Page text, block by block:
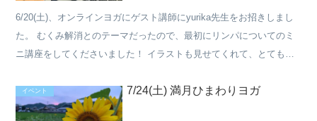
6/20(土)、オンラインヨガにゲスト講師にyurika先生をお招きしまし
た。 むくみ解消とのテーマだったので、最初にリンパについてのミ
ニ講座をしてくださいました！ イラストも見せてくれて、とてもわ
イベント 7/24(土) 満月ひまわりヨガ